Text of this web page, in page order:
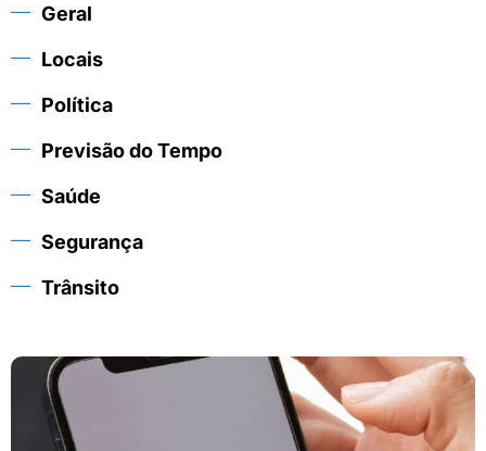
Geral
Locais
Política
Previsão do Tempo
Saúde
Segurança
Trânsito